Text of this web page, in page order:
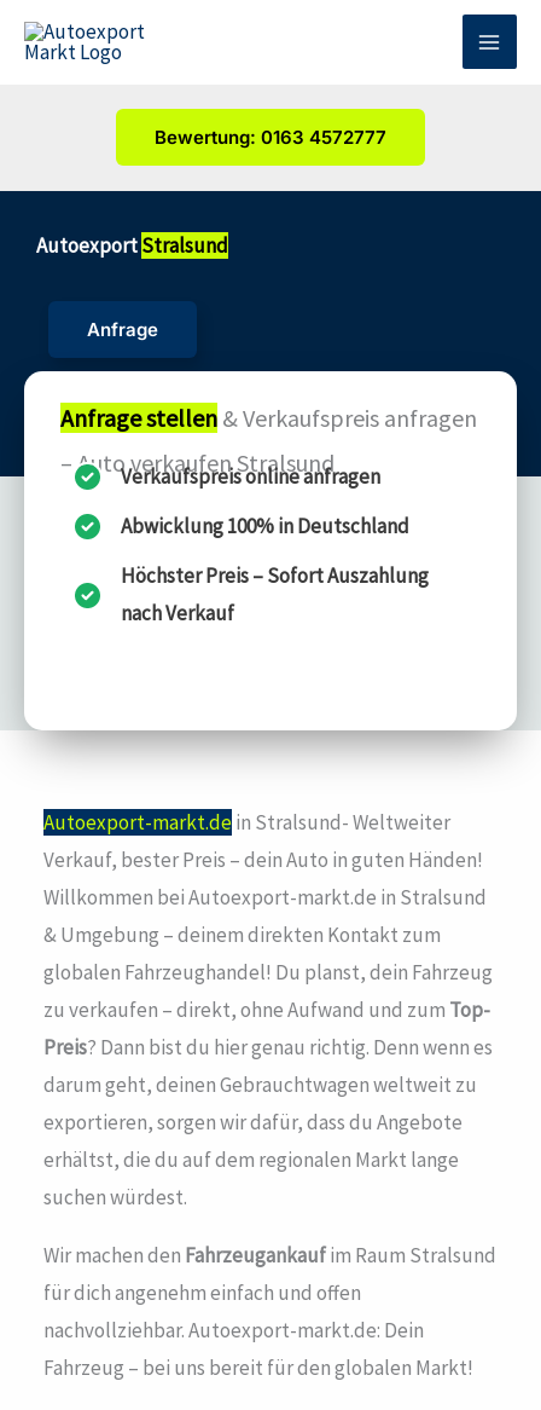
Zum
Inhalt
Bewertung: 0163 4572777
AutoexportStralsund
Anfrage
Anfrage stellen & Verkaufspreis anfragen
– Auto verkaufen Stralsund
Verkaufspreis online anfragen
Abwicklung 100% in Deutschland
Höchster Preis – Sofort Auszahlung
nach Verkauf
Autoexport-markt.de in Stralsund- Weltweiter
Verkauf, bester Preis – dein Auto in guten Händen!
Willkommen bei Autoexport-markt.de in Stralsund
& Umgebung – deinem direkten Kontakt zum
globalen Fahrzeughandel! Du planst, dein Fahrzeug
zu verkaufen – direkt, ohne Aufwand und zum Top-
Preis? Dann bist du hier genau richtig. Denn wenn es
darum geht, deinen Gebrauchtwagen weltweit zu
exportieren, sorgen wir dafür, dass du Angebote
erhältst, die du auf dem regionalen Markt lange
suchen würdest.
Wir machen den Fahrzeugankaufim Raum Stralsund
für dich angenehm einfach und offen
nachvollziehbar. Autoexport-markt.de: Dein
Fahrzeug – bei uns bereit für den globalen Markt!